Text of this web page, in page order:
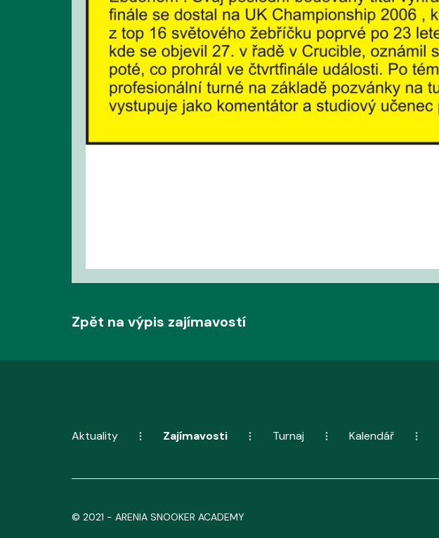
Zpět na výpis zajímavostí
Aktuality Zajímavosti Turnaj Kalendář
© 2021 - ARENIA SNOOKER ACADEMY